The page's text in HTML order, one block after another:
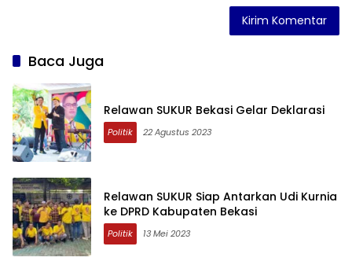
Baca Juga
Relawan SUKUR Bekasi Gelar Deklarasi
Politik 22 Agustus 2023
Relawan SUKUR Siap Antarkan Udi Kurnia
ke DPRD Kabupaten Bekasi
Politik 13 Mei 2023